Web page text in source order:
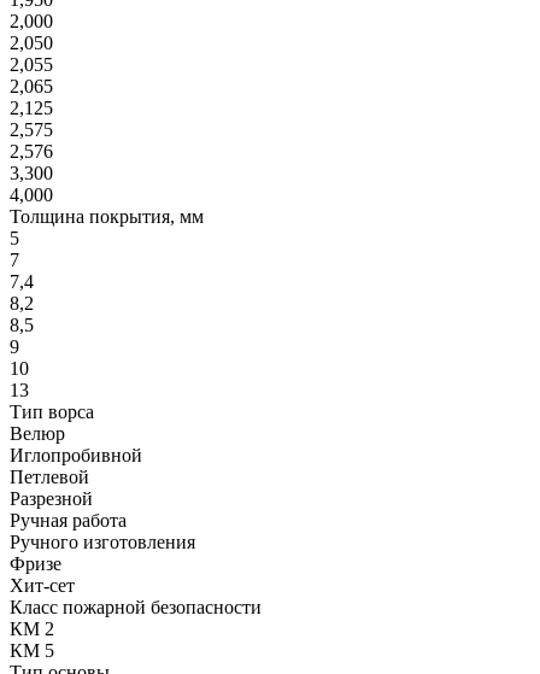
2,000
2,050
2,055
2,065
2,125
2,575
2,576
3,300
4,000
Толщина покрытия, мм
5
7
7,4
8,2
8,5
9
10
13
Тип ворса
Велюр
Иглопробивной
Петлевой
Разрезной
Ручная работа
Ручного изготовления
Фризе
Хит-сет
Класс пожарной безопасности
КМ 2
КМ 5